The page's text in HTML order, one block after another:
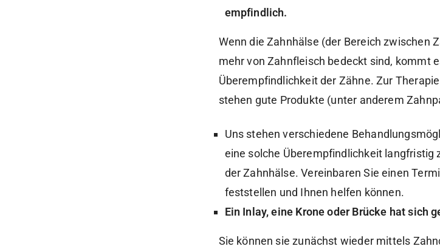
empfindlich.
Wenn die Zahnhälse (der Bereich zwischen
mehr von Zahnfleisch bedeckt sind, kommt
Überempfindlichkeit der Zähne. Zur
stehen gute Produkte (unter anderem
Uns stehen verschiedene
eine solche Überempfindlichkeit langfristig
der Zahnhälse. Vereinbaren Sie einen
feststellen und Ihnen helfen können.
Ein Inlay, eine Krone oder Brücke hat sich
Sie können sie zunächst wieder mittels